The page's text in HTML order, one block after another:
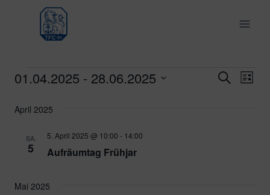
springen
Veranstaltungen SucheListe
01.04.2025 - 28.06.2025
wählen.
April 2025
SA.
5 Aufräumtag Frühjar
5. April 2025 @ 10:00 - 14:00
Mai 2025